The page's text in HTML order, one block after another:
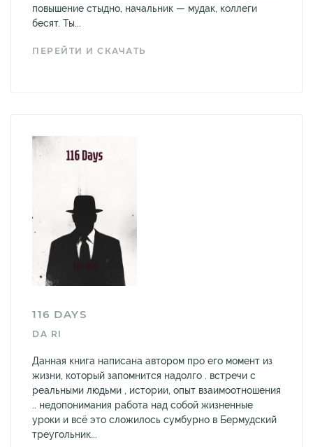
повышение стыдно, начальник — мудак, коллеги
бесят. Ты...
ПЕРЕЙТИ И СКАЧАТЬ
116 DAYS
DA RI
Данная книга написана автором про его момент из
жизни, который запомнится надолго . встречи с
реальными людьми , истории, опыт взаимоотношения
.. недопонимания работа над собой жизненные
уроки и всё это сложилось сумбурно в Бермудский
треугольник...